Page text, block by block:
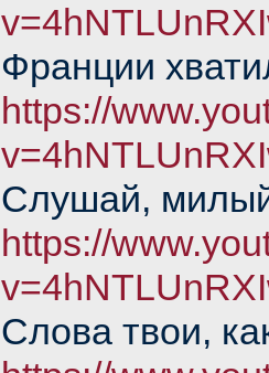
Франции
https://
Слушай,
https://
Слова твои,